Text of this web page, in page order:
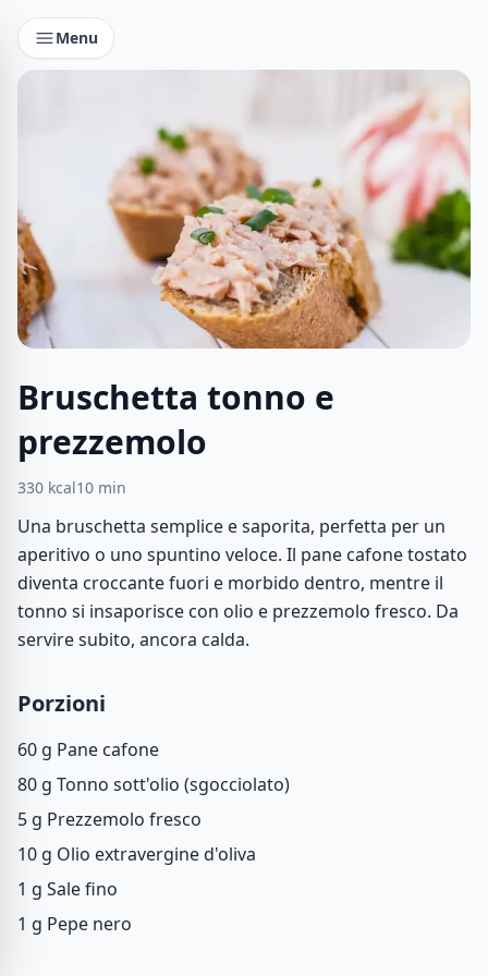
Menu
Bruschetta tonno e
prezzemolo
330 kcal10 min
Una bruschetta semplice e saporita, perfetta per un
aperitivo o uno spuntino veloce. Il pane cafone tostato
diventa croccante fuori e morbido dentro, mentre il
tonno si insaporisce con olio e prezzemolo fresco. Da
servire subito, ancora calda.
Porzioni
60 g Pane cafone
80 g Tonno sott'olio (sgocciolato)
5 g Prezzemolo fresco
10 g Olio extravergine d'oliva
1 g Sale fino
1 g Pepe nero